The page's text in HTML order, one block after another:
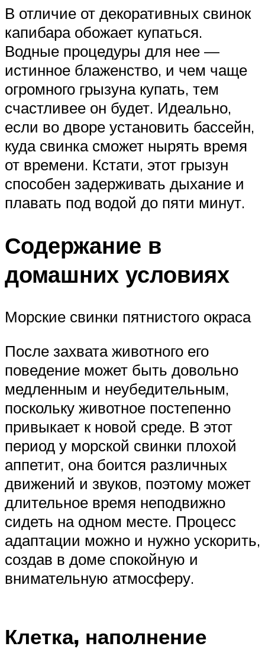
В отличие от декоративных свинок
капибара обожает купаться.
Водные процедуры для нее —
истинное блаженство, и чем чаще
огромного грызуна купать, тем
счастливее он будет. Идеально,
если во дворе установить бассейн,
куда свинка сможет нырять время
от времени. Кстати, этот грызун
способен задерживать дыхание и
плавать под водой до пяти минут.
Содержание в
домашних условиях
Морские свинки пятнистого окраса
После захвата животного его
поведение может быть довольно
медленным и неубедительным,
поскольку животное постепенно
привыкает к новой среде. В этот
период у морской свинки плохой
аппетит, она боится различных
движений и звуков, поэтому может
длительное время неподвижно
сидеть на одном месте. Процесс
адаптации можно и нужно ускорить,
создав в доме спокойную и
внимательную атмосферу.
Клетка, наполнение